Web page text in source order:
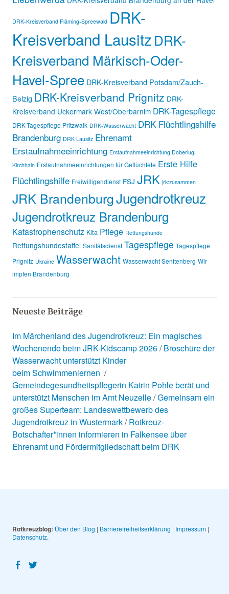
DRK-Kreisverband Fläming-Spreewald DRK-
Kreisverband LausitzDRK-
Kreisverband Märkisch-Oder-
Havel-Spree DRK-Kreisverband Potsdam/Zauch-
Belzig DRK-Kreisverband Prignitz DRK-
Kreisverband Uckermark West/Oberbarnim DRK-Tagespflege
DRK-Tagespflege Pritzwalk DRK-Wasserwacht DRK Flüchtlingshilfe
Brandenburg DRK Lausitz Ehrenamt
Erstaufnahmeeinrichtung Erstaufnahmeeinrichtung Doberlug-
Kirchhain Erstaufnahmeeinrichtungen für Geflüchtete Erste Hilfe
Flüchtlingshilfe Freiwilligendienst FSJ JRK jrk:zusammen
JRK BrandenburgJugendrotkreuz
Jugendrotkreuz Brandenburg
Katastrophenschutz Kita Pflege Rettungshunde
Rettungshundestaffel Sanitätsdienst Tagespflege Tagespflege
Prignitz Ukraine Wasserwacht Wasserwacht Senftenberg Wir
impfen Brandenburg
Neueste Beiträge
Im Märchenland des Jugendrotkreuz: Ein magisches
Wochenende beim JRK-Kidscamp 2026 Broschüre der
Wasserwacht unterstützt Kinder
beim Schwimmenlernen
Gemeindegesundheitspflegerin Katrin Pohle berät und
unterstützt Menschen im Amt Neuzelle Gemeinsam ein
großes Superteam: Landeswettbewerb des
Jugendrotkreuz in Wustermark Rotkreuz-
Botschafter*innen informieren in Falkensee über
Ehrenamt und Fördermitgliedschaft beim DRK
Rotkreuzblog: Über den Blog | Barrierefreiheitserklärung | Impressum|
Datenschutz